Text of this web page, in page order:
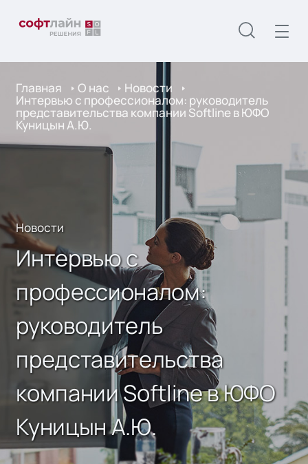
Главная О нас Новости
Интервью с профессионалом: руководитель
представительства компании Softline в ЮФО
Куницын А.Ю.
Новости
Интервью с
профессионалом:
руководитель
представительства
компании Softline в ЮФО
Куницын А.Ю.